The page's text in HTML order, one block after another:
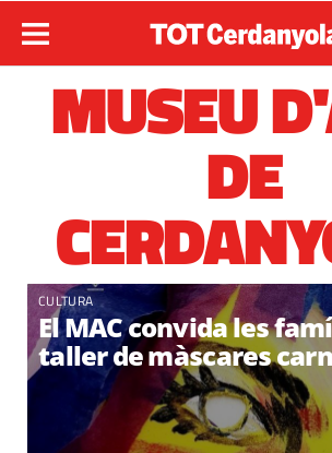
MUSEU
DE
CULTURA
El MAC convida les
taller de màscares